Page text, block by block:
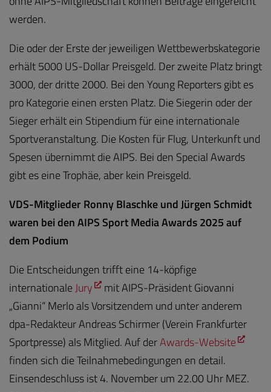
werden.
Die oder der Erste der jeweiligen Wettbewerbskategorie
erhält 5000 US-Dollar Preisgeld. Der zweite Platz bringt
3000, der dritte 2000. Bei den Young Reporters gibt es
pro Kategorie einen ersten Platz. Die Siegerin oder der
Sieger erhält ein Stipendium für eine internationale
Sportveranstaltung. Die Kosten für Flug, Unterkunft und
Spesen übernimmt die AIPS. Bei den Special Awards
gibt es eine Trophäe, aber kein Preisgeld.
VDS-Mitglieder Ronny Blaschke und Jürgen Schmidt
waren bei den AIPS Sport Media Awards 2025 auf
dem Podium
Die Entscheidungen trifft eine 14-köpfige
internationaleJury
mit AIPS-Präsident Giovanni
„Gianni“ Merlo als Vorsitzendem und unter anderem
dpa-Redakteur Andreas Schirmer (Verein Frankfurter
Sportpresse) als Mitglied. Auf derAwards-Website
finden sich die Teilnahmebedingungen en detail.
Einsendeschluss ist 4. November um 22.00 Uhr MEZ.